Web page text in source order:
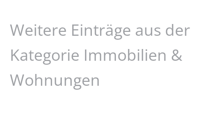
Weitere Einträge aus der
Kategorie Immobilien &
Wohnungen